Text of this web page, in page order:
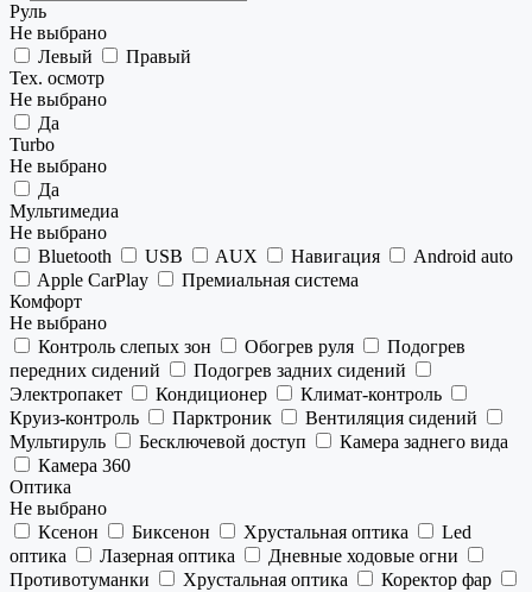
Руль
Не выбрано
Левый
Правый
Тех. осмотр
Не выбрано
Да
Turbo
Не выбрано
Да
Мультимедиа
Не выбрано
Bluetooth
USB AUX Навигация
Android auto
Apple CarPlay
Премиальная система
Комфорт
Не выбрано
Контроль слепых зон
Обогрев руля
Подогрев
передних сидений
Подогрев задних сидений
Электропакет
Кондиционер
Климат-контроль
Круиз-контроль
Парктроник
Вентиляция сидений
Мультируль
Бесключевой доступ
Камера заднего вида
Камера 360
Оптика
Не выбрано
Ксенон
Биксенон Хрустальная оптика
Led
оптика
Лазерная оптика
Дневные ходовые огни
Противотуманки
Хрустальная оптика
Коректор фар